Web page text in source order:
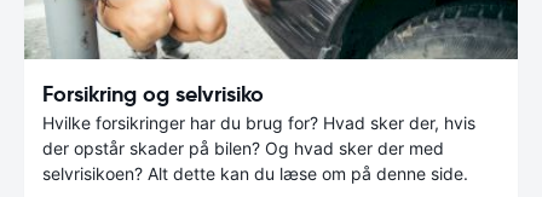
Forsikring og selvrisiko
Hvilke forsikringer har du brug for? Hvad sker der, hvis
der opstår skader på bilen? Og hvad sker der med
selvrisikoen? Alt dette kan du læse om på denne side.